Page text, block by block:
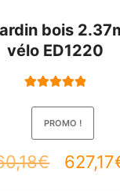
bois
vélo ED1220
PROMO !
€
Le
627,17